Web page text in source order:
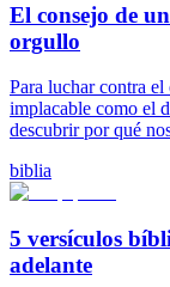
El consejo de
orgullo
Para luchar contra
implacable como el
descubrir por qué
biblia
5 versículos
adelante